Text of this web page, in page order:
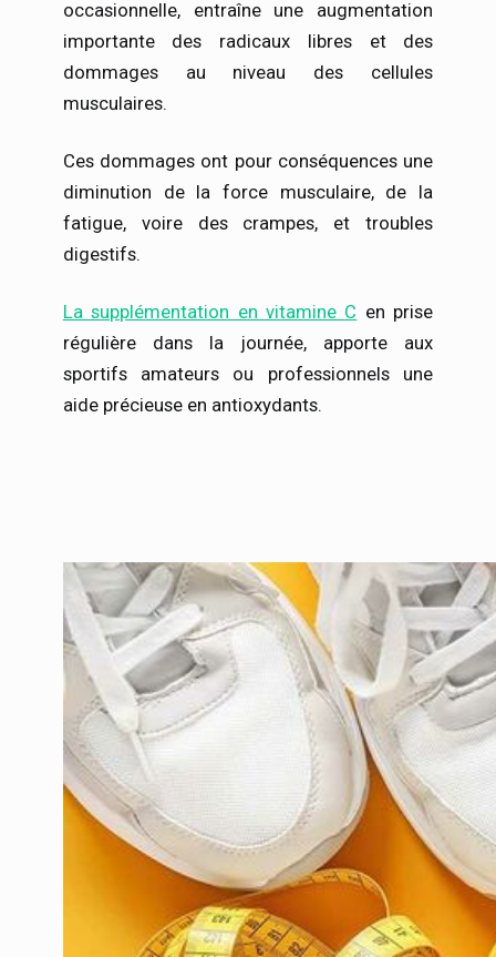
occasionnelle, entraîne une augmentation
importante des radicaux libres et des
dommages au niveau des cellules
musculaires.
Ces dommages ont pour conséquences une
diminution de la force musculaire, de la
fatigue, voire des crampes, et troubles
digestifs.
La supplémentation en vitamine C en prise
régulière dans la journée, apporte aux
sportifs amateurs ou professionnels une
aide précieuse en antioxydants.